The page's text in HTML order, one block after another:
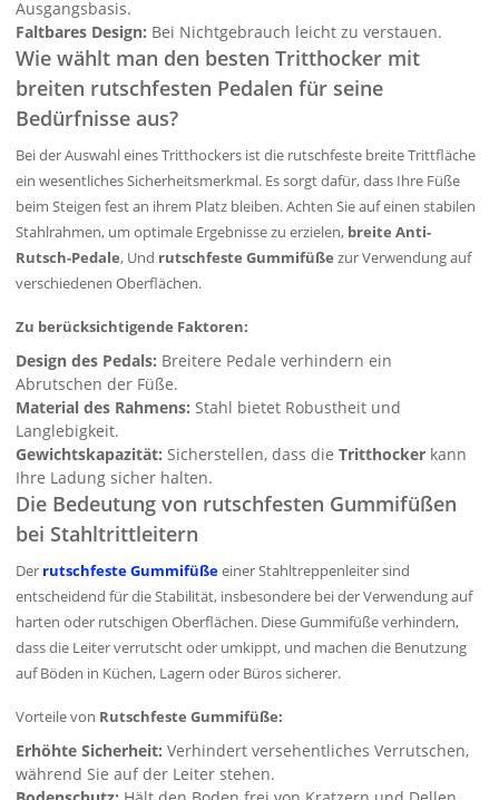
Ausgangsbasis.
Faltbares Design: Bei Nichtgebrauch leicht zu verstauen.
Wie wählt man den besten Tritthocker mit
breiten rutschfesten Pedalen für seine
Bedürfnisse aus?
Bei der Auswahl eines Tritthockers ist die rutschfeste breite Trittfläche
ein wesentliches Sicherheitsmerkmal. Es sorgt dafür, dass Ihre Füße
beim Steigen fest an ihrem Platz bleiben. Achten Sie auf einen stabilen
Stahlrahmen, um optimale Ergebnisse zu erzielen, breite Anti-
Rutsch-Pedale, Und rutschfeste Gummifüße zur Verwendung auf
verschiedenen Oberflächen.
Zu berücksichtigende Faktoren:
Design des Pedals: Breitere Pedale verhindern ein
Abrutschen der Füße.
Material des Rahmens: Stahl bietet Robustheit und
Langlebigkeit.
Gewichtskapazität: Sicherstellen, dass dieTritthocker kann
Ihre Ladung sicher halten.
Die Bedeutung von rutschfesten Gummifüßen
bei Stahltrittleitern
Der rutschfeste Gummifüßeeiner Stahltreppenleiter sind
entscheidend für die Stabilität, insbesondere bei der Verwendung auf
harten oder rutschigen Oberflächen. Diese Gummifüße verhindern,
dass die Leiter verrutscht oder umkippt, und machen die Benutzung
auf Böden in Küchen, Lagern oder Büros sicherer.
Vorteile von Rutschfeste Gummifüße:
Erhöhte Sicherheit: Verhindert versehentliches Verrutschen,
während Sie auf der Leiter stehen.